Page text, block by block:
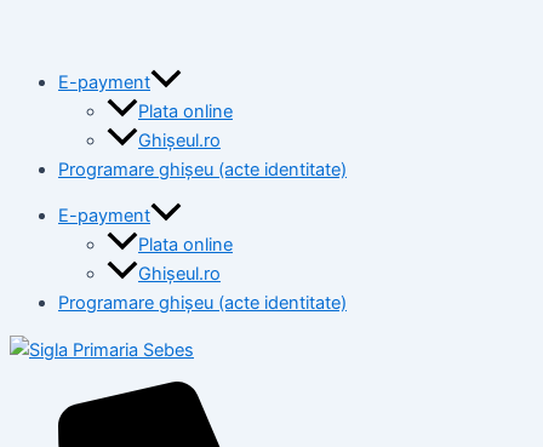
E-payment
Plata online
Ghișeul.ro
Programare ghișeu (acte identitate)
E-payment
Plata online
Ghișeul.ro
Programare ghișeu (acte identitate)